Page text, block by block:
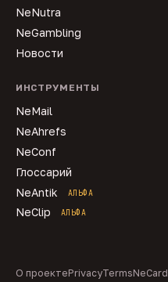
NeNutra
NeGambling
Новости
ИНСТРУМЕНТЫ
NeMail
NeAhrefs
NeConf
Глоссарий
NeAntik
АЛЬФА
NeClip АЛЬФА
О проектеPrivacyTermsNeCard